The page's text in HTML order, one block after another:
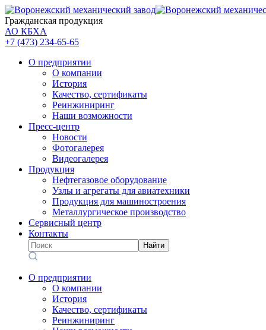
Гражданская продукция
АО КБХА
+7 (473) 234-65-65
О предприятии
О компании
История
Качество, сертификаты
Реинжиниринг
Наши возможности
Пресс-центр
Новости
Фотогалерея
Видеогалерея
Продукция
Нефтегазовое оборудование
Узлы и агрегаты для авиатехники
Продукция для машиностроения
Металлургическое производство
Сервисный центр
Контакты
Найти
О предприятии
О компании
История
Качество, сертификаты
Реинжиниринг